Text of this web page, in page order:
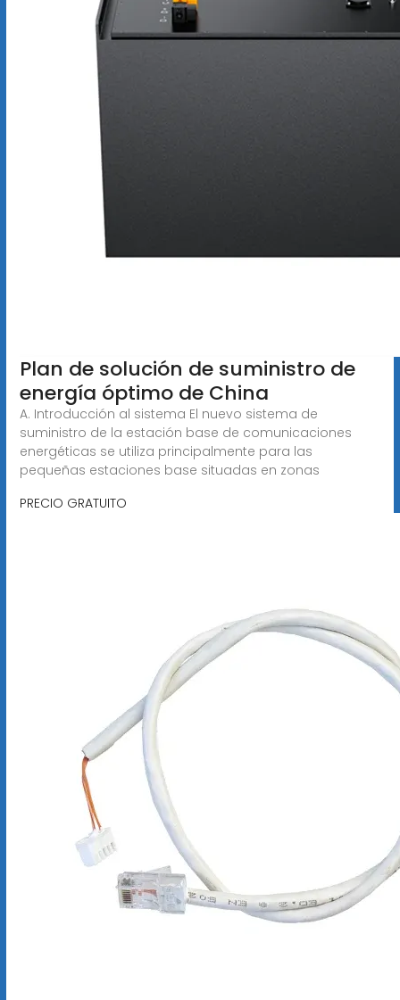
Plan de solución de suministro de
energía óptimo de China
A. Introducción al sistema El nuevo sistema de
suministro de la estación base de comunicaciones
energéticas se utiliza principalmente para las
pequeñas estaciones base situadas en zonas
PRECIO GRATUITO